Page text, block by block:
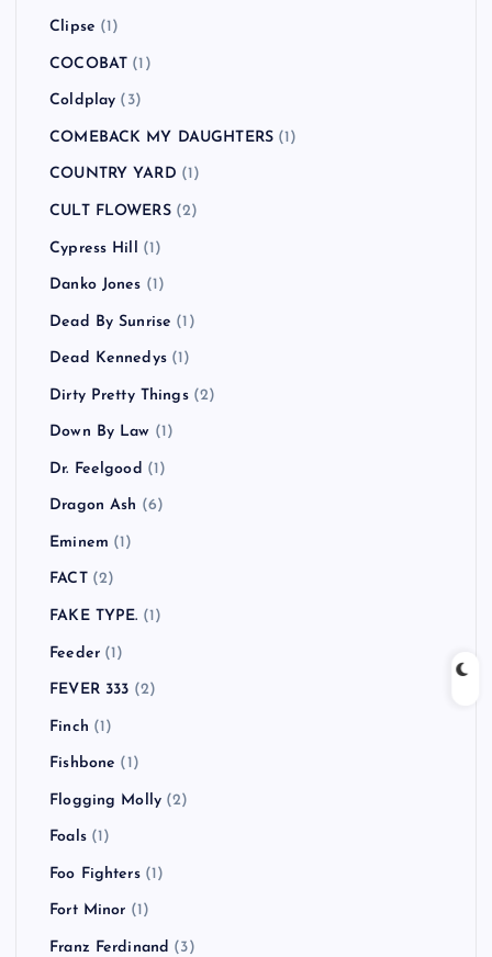
Clipse (1)
COCOBAT (1)
Coldplay (3)
COMEBACK MY DAUGHTERS (1)
COUNTRY YARD (1)
CULT FLOWERS(2)
Cypress Hill (1)
Danko Jones (1)
Dead By Sunrise (1)
Dead Kennedys(1)
Dirty Pretty Things(2)
Down By Law (1)
Dr. Feelgood (1)
Dragon Ash (6)
Eminem (1)
FACT(2)
FAKE TYPE. (1)
Feeder(1)
FEVER 333 (2)
Finch (1)
Fishbone (1)
Flogging Molly (2)
Foals(1)
Foo Fighters(1)
Fort Minor (1)
Franz Ferdinand (3)